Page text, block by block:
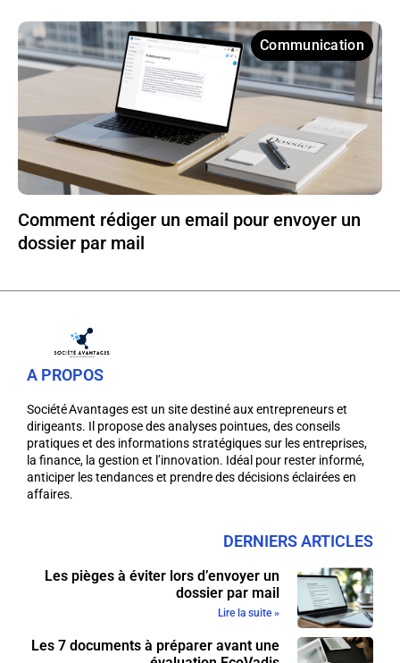
Communication
Comment rédiger un email pour envoyer un
dossier par mail
A PROPOS
Société Avantages est un site destiné aux entrepreneurs et
dirigeants. Il propose des analyses pointues, des conseils
pratiques et des informations stratégiques sur les entreprises,
la finance, la gestion et l’innovation. Idéal pour rester informé,
anticiper les tendances et prendre des décisions éclairées en
affaires.
DERNIERS ARTICLES
Les pièges à éviter lors d’envoyer un
dossier par mail
Lire la suite »
Les 7 documents à préparer avant une